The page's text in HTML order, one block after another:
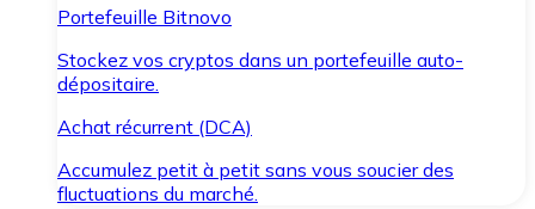
Portefeuille Bitnovo
Stockez vos cryptos dans un portefeuille auto-
dépositaire.
Achat récurrent (DCA)
Accumulez petit à petit sans vous soucier des
fluctuations du marché.